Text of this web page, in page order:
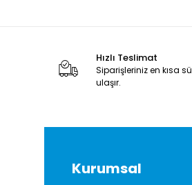
Hızlı Teslimat
Siparişleriniz en kısa
ulaşır.
Kurumsal